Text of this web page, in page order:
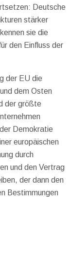
Deutsche
stärker
sie die
den Einfluss der
der EU die
dem Osten
der größte
Demokratie
europäischen
durch
und den Vertrag
der dann den
Bestimmungen